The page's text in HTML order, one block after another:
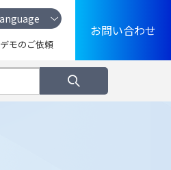
お問い合わせ
デモのご依頼